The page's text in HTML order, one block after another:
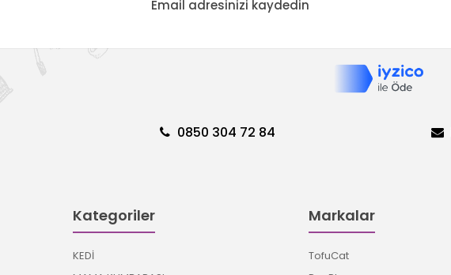
Email adresinizi kaydedin
0850 304 72 84
Kategoriler
KEDİ
Markalar
TofuCat